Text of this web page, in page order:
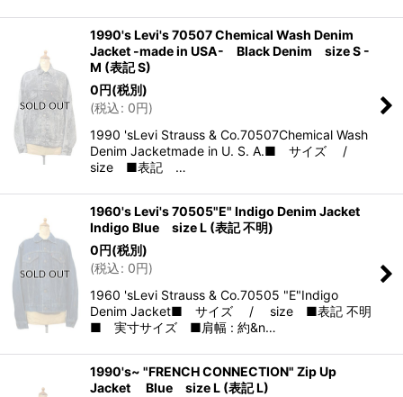
1990's Levi's 70507 Chemical Wash Denim
Jacket -made in USA- Black Denim size S -
M (表記 S)
0円(税別)
(税込: 0円)
1990 'sLevi Strauss & Co.70507Chemical Wash
Denim Jacketmade in U. S. A.■ サイズ /
size ■表記 …
1960's Levi's 70505"E" Indigo Denim Jacket
Indigo Blue size L (表記 不明)
0円(税別)
(税込: 0円)
1960 'sLevi Strauss & Co.70505 "E"Indigo
Denim Jacket■ サイズ / size ■表記 不明
■ 実寸サイズ ■肩幅 : 約&n…
1990's~ "FRENCH CONNECTION" Zip Up
Jacket Blue size L (表記 L)